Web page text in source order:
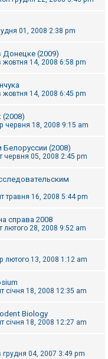
01, 2008 2:38 pm
(2009)
жовтня 14, 2008 6:58 pm
жовтня 14, 2008 6:45 pm
червня 18, 2008 9:15 am
(2008)
червня 05, 2008 2:45 pm
травня 16, 2008 5:44 pm
справа 2008
лютого 28, 2008 9:52 am
лютого 13, 2008 1:12 am
січня 18, 2008 12:35 am
Biology
січня 18, 2008 12:27 am
грудня 04, 2007 3:49 pm